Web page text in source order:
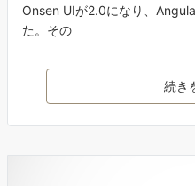
Onsen UIが2.0になり、
た。その
続き